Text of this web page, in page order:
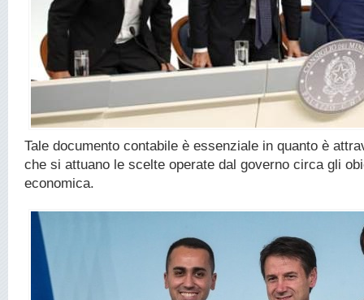
Tale documento contabile è essenziale in quanto è
che si attuano le scelte operate dal governo circa gli
economica.